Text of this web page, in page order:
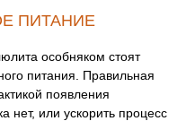
ПИТАНИЕ
особняком стоят
питания. Правильная
появления
нет, или ускорить процесс